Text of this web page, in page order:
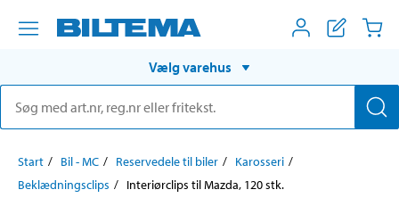
Vælg varehus
Start Bil - MC Reservedele til biler
Karosseri
Beklædningsclips
Interiørclips til Mazda, 120 stk.